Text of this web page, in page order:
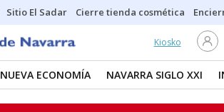
Sitio El Sadar Cierre tienda cosmética
Kiosko
NUEVA ECONOMÍA NAVARRA SIGLO XXI